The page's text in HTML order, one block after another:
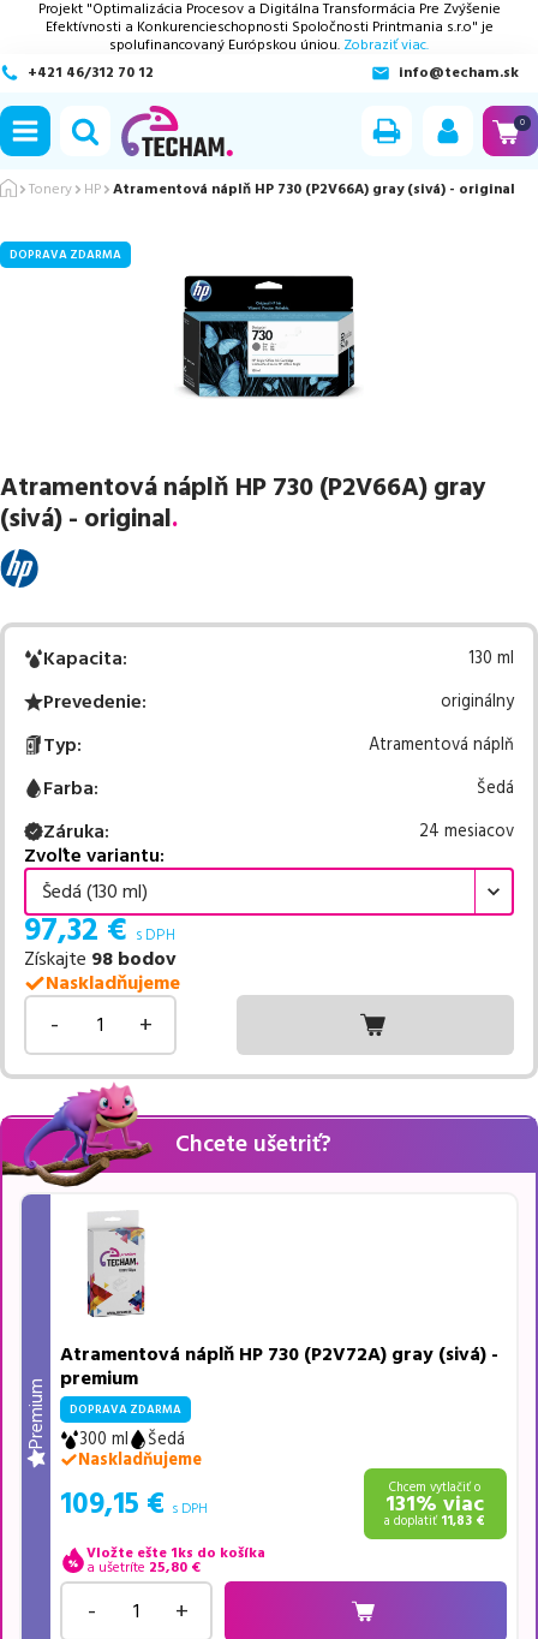
Projekt "Optimalizácia Procesov a Digitálna Transformácia Pre Zvýšenie
Efektívnosti a Konkurencieschopnosti Spoločnosti Printmania s.r.o" je
spolufinancovaný Európskou úniou. Zobraziť viac.
+421 46/312 70 12
info@techam.sk
0
Tonery HP Atramentová náplň HP 730 (P2V66A) gray (sivá) - original
DOPRAVA ZDARMA
Atramentová náplň HP 730 (P2V66A) gray
(sivá) - original.
Kapacita: 130 ml
Prevedenie: originálny
Typ: Atramentová náplň
Farba: Šedá
Záruka: 24 mesiacov
Zvoľte variantu:
Šedá (130 ml)
97,32€ s DPH
Získajte 98 bodov
Naskladňujeme
- +
Chcete ušetriť?
Premium
Atramentová náplň HP 730 (P2V72A) gray (sivá) -
premium
DOPRAVA ZDARMA
300 ml
Šedá
Naskladňujeme
109,15 € s DPH
Chcem vytlačiť o
131% viac
a doplatiť 11,83 €
Vložte ešte 1ks do košíka
a ušetríte 25,80 €
- +